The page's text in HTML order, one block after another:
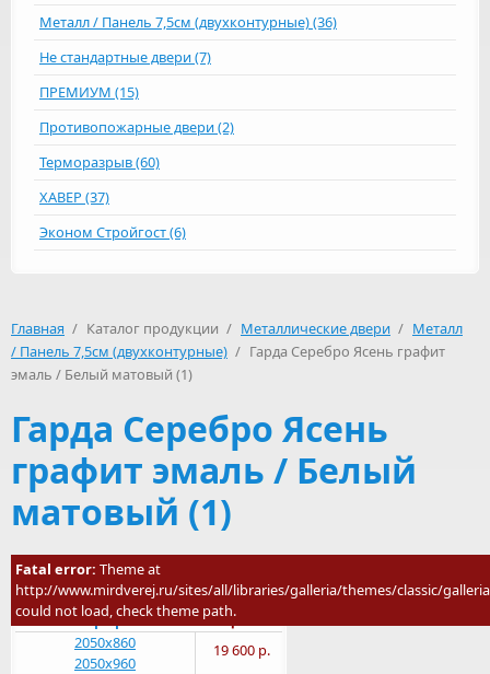
Металл / Панель 7,5см (двухконтурные) (36)
Не стандартные двери (7)
ПРЕМИУМ (15)
Противопожарные двери (2)
Терморазрыв (60)
ХАВЕР (37)
Эконом Стройгост (6)
Главная / Каталог продукции / Металлические двери / Металл
/ Панель 7,5см (двухконтурные) / Гарда Серебро Ясень графит
эмаль / Белый матовый (1)
Гарда Серебро Ясень
графит эмаль / Белый
матовый (1)
Fatal error: Theme at
http://www.mirdverej.ru/sites/all/libraries/galleria/themes/classic/
could not load, check theme path.
Молоток/МДФ
Цена
Размер проема
19 600 р.
2050х860
2050х960
разносистемных